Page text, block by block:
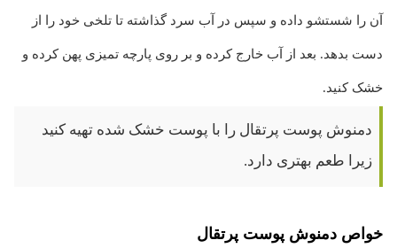
آن را شستشو داده و سپس در آب سرد گذاشته تا تلخی خود را از
دست بدهد. بعد از آب خارج کرده و بر روی پارچه تمیزی پهن کرده و
خشک کنید.
دمنوش پوست پرتقال را با پوست خشک شده تهیه کنید
زیرا طعم بهتری دارد.
خواص دمنوش پوست پرتقال